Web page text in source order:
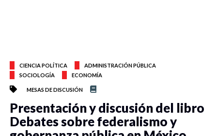
CIENCIA POLÍTICA
ADMINISTRACIÓN PÚBLICA
SOCIOLOGÍA
ECONOMÍA
MESAS DE DISCUSIÓN
Presentación y discusión del libro
Debates sobre federalismo y